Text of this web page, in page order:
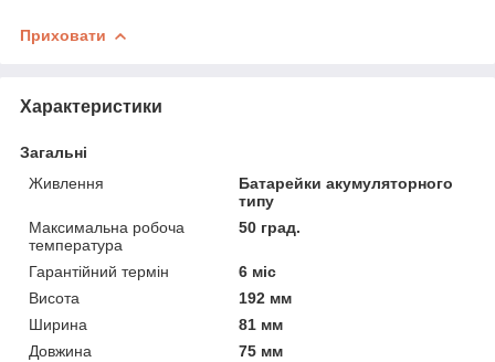
Приховати
Характеристики
Загальні
Живлення
Батарейки акумуляторного
типу
Максимальна робоча
температура
50 град.
Гарантійний термін
6 міс
Висота
192 мм
Ширина
81 мм
Довжина
75 мм